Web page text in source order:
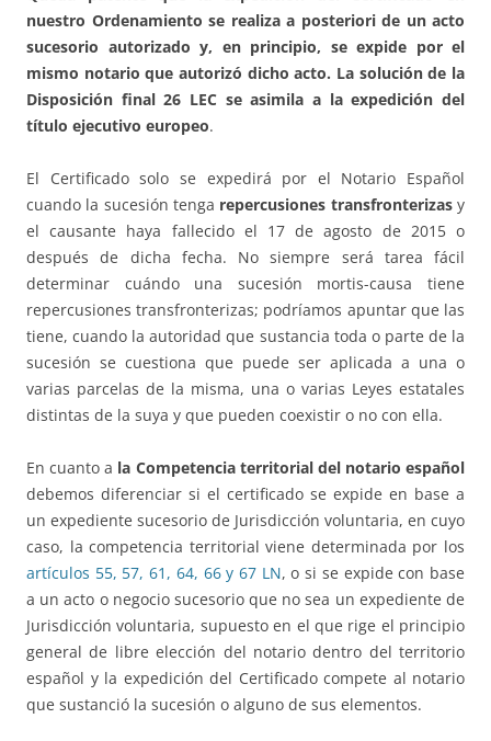
nuestro Ordenamiento se realiza a posteriori de un acto
sucesorio autorizado y, en principio, se expide por el
mismo notario que autorizó dicho acto. La solución de la
Disposición final 26 LEC se asimila a la expedición del
título ejecutivo europeo.
El Certificado solo se expedirá por el Notario Español
cuando la sucesión tenga repercusiones transfronterizasy
el causante haya fallecido el 17 de agosto de 2015 o
después de dicha fecha. No siempre será tarea fácil
determinar cuándo una sucesión mortis-causa tiene
repercusiones transfronterizas; podríamos apuntar que las
tiene, cuando la autoridad que sustancia toda o parte de la
sucesión se cuestiona que puede ser aplicada a una o
varias parcelas de la misma, una o varias Leyes estatales
distintas de la suya y que pueden coexistir o no con ella.
En cuanto a la Competenciaterritorial del notario español
debemos diferenciar si el certificado se expide en base a
un expediente sucesorio de Jurisdicción voluntaria, en cuyo
caso, la competencia territorial viene determinada por los
artículos 55, 57, 61, 64, 66 y 67 LN, o si se expide con base
a un acto o negocio sucesorio que no sea un expediente de
Jurisdicción voluntaria, supuesto en el que rige el principio
general de libre elección del notario dentro del territorio
español y la expedición del Certificado compete al notario
que sustanció la sucesión o alguno de sus elementos.